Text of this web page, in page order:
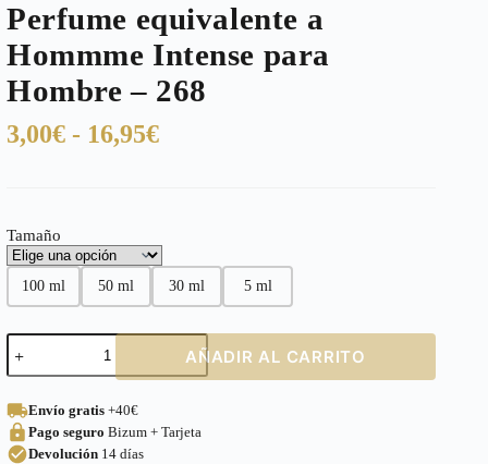
Perfume equivalente a
Hommme Intense para
Hombre – 268
3,00€ - 16,95€Rango
3,00€
hasta
16,95€
Tamaño
100 ml 50 ml 30 ml 5 ml
Perfume
equivalente
a
Intense
para
Hombre
AÑADIR AL CARRITO
Envío gratis +40€
Pago seguro Bizum + Tarjeta
Devolución 14 días